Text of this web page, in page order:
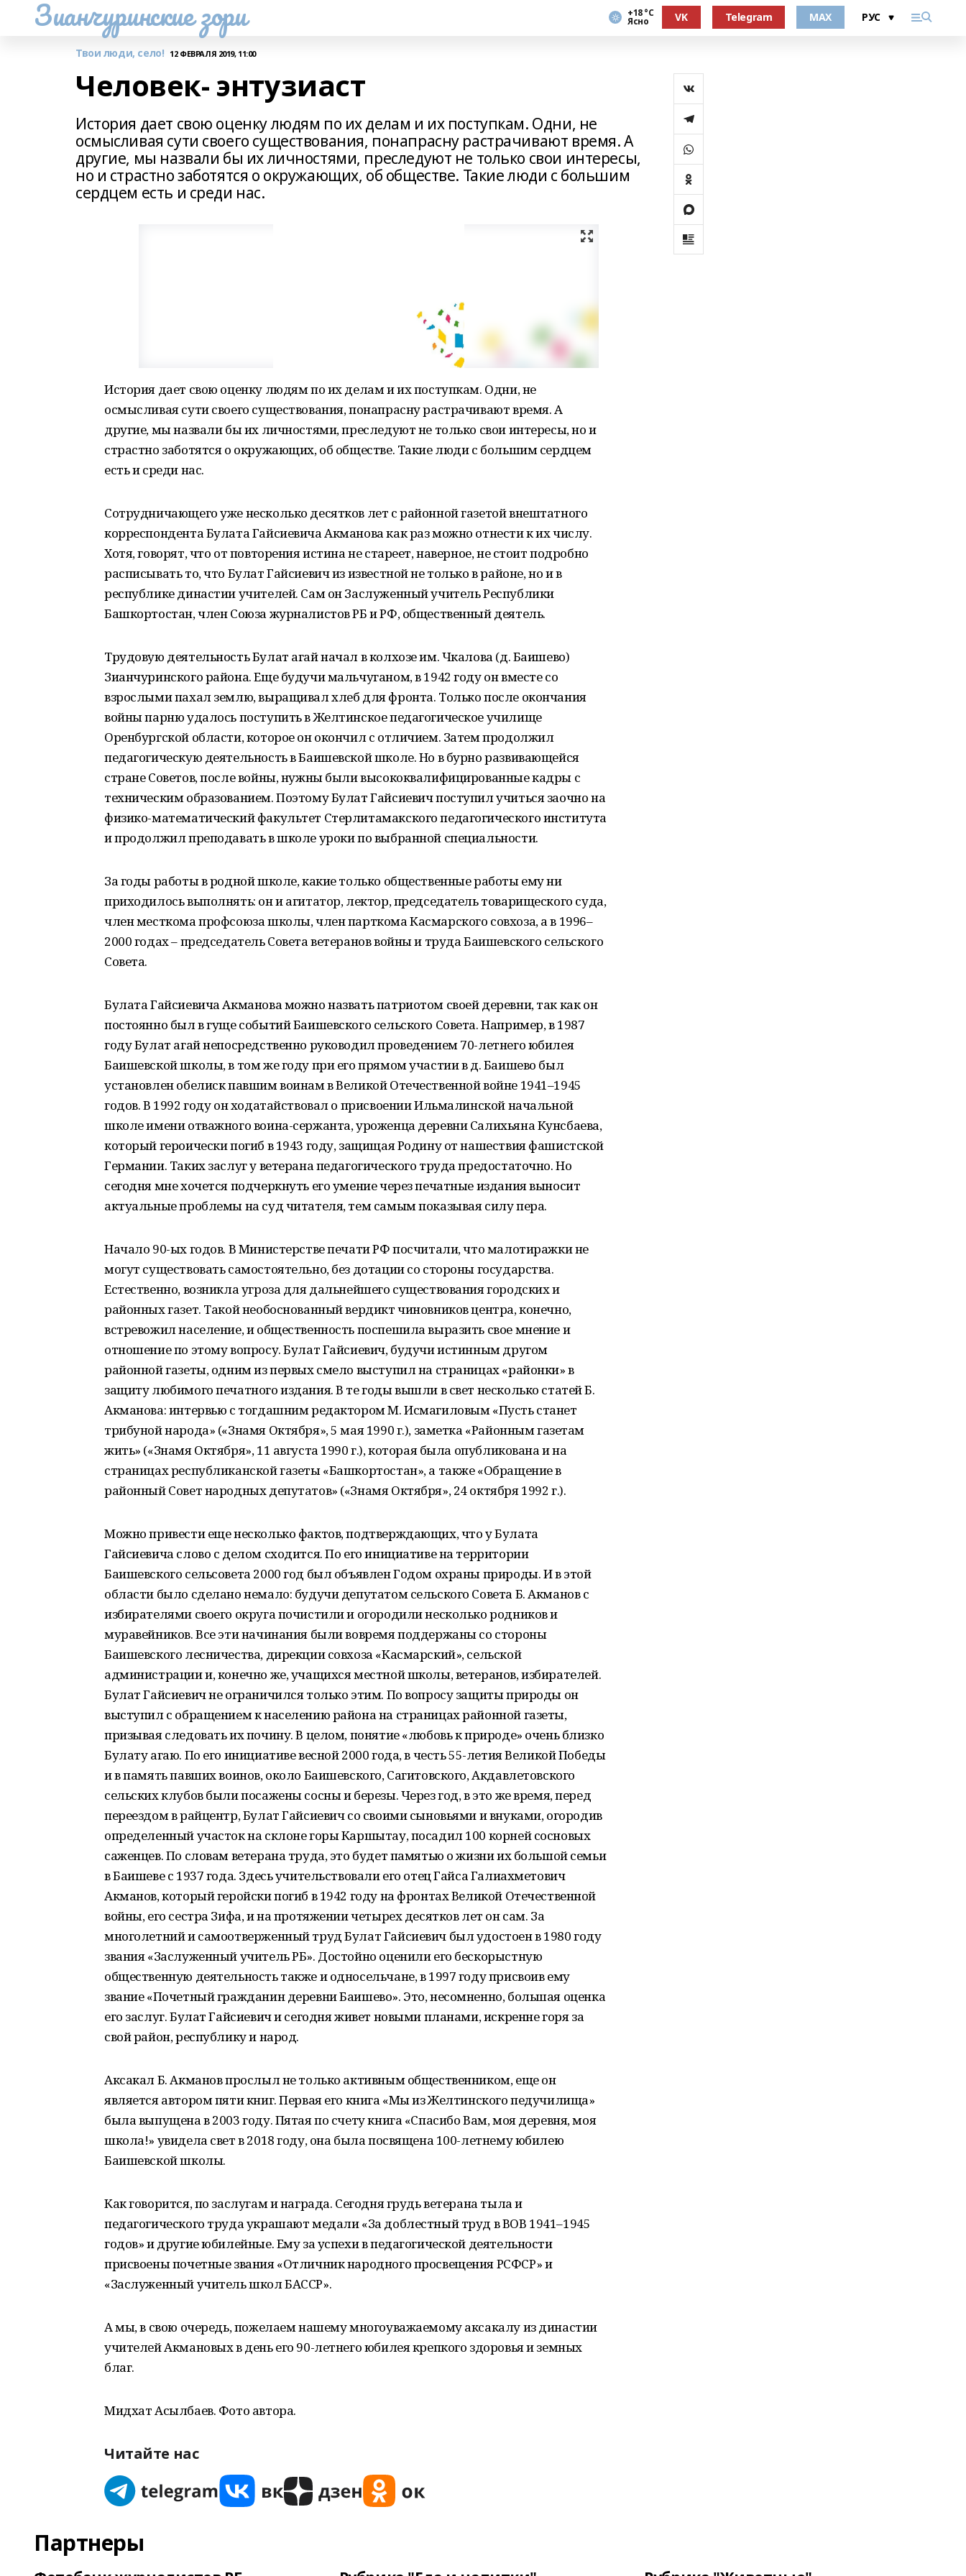
Зианчуринские зори +18 °С
Ясно VK Telegram MAX
Твои люди, село! 12 ФЕВРАЛЯ 2019, 11:00
Человек- энтузиаст
История дает свою оценку людям по их делам и их поступкам. Одни, не
осмысливая сути своего существования, понапрасну растрачивают время. А
другие, мы назвали бы их личностями, преследуют не только свои интересы,
но и страстно заботятся о окружающих, об обществе. Такие люди с большим
сердцем есть и среди нас.
История дает свою оценку людям по их делам и их поступкам. Одни, не
осмысливая сути своего существования, понапрасну растрачивают время. А
другие, мы назвали бы их личностями, преследуют не только свои интересы, но и
страстно заботятся о окружающих, об обществе. Такие люди с большим сердцем
есть и среди нас.
Сотрудничающего уже несколько десятков лет с районной газетой внештатного
корреспондента Булата Гайсиевича Акманова как раз можно отнести к их числу.
Хотя, говорят, что от повторения истина не стареет, наверное, не стоит подробно
расписывать то, что Булат Гайсиевич из известной не только в районе, но и в
республике династии учителей. Сам он Заслуженный учитель Республики
Башкортостан, член Союза журналистов РБ и РФ, общественный деятель.
Трудовую деятельность Булат агай начал в колхозе им. Чкалова (д. Баишево)
Зианчуринского района. Еще будучи мальчуганом, в 1942 году он вместе со
взрослыми пахал землю, выращивал хлеб для фронта. Только после окончания
войны парню удалось поступить в Желтинское педагогическое училище
Оренбургской области, которое он окончил с отличием. Затем продолжил
педагогическую деятельность в Баишевской школе. Но в бурно развивающейся
стране Советов, после войны, нужны были высококвалифицированные кадры с
техническим образованием. Поэтому Булат Гайсиевич поступил учиться заочно на
физико-математический факультет Стерлитамакского педагогического института
и продолжил преподавать в школе уроки по выбранной специальности.
За годы работы в родной школе, какие только общественные работы ему ни
приходилось выполнять: он и агитатор, лектор, председатель товарищеского суда,
член месткома профсоюза школы, член парткома Касмарского совхоза, а в 1996–
2000 годах – председатель Совета ветеранов войны и труда Баишевского сельского
Совета.
Булата Гайсиевича Акманова можно назвать патриотом своей деревни, так как он
постоянно был в гуще событий Баишевского сельского Совета. Например, в 1987
году Булат агай непосредственно руководил проведением 70-летнего юбилея
Баишевской школы, в том же году при его прямом участии в д. Баишево был
установлен обелиск павшим воинам в Великой Отечественной войне 1941–1945
годов. В 1992 году он ходатайствовал о присвоении Ильмалинской начальной
школе имени отважного воина-сержанта, уроженца деревни Салихьяна Кунсбаева,
который героически погиб в 1943 году, защищая Родину от нашествия фашистской
Германии. Таких заслуг у ветерана педагогического труда предостаточно. Но
сегодня мне хочется подчеркнуть его умение через печатные издания выносит
актуальные проблемы на суд читателя, тем самым показывая силу пера.
Начало 90-ых годов. В Министерстве печати РФ посчитали, что малотиражки не
могут существовать самостоятельно, без дотации со стороны государства.
Естественно, возникла угроза для дальнейшего существования городских и
районных газет. Такой необоснованный вердикт чиновников центра, конечно,
встревожил население, и общественность поспешила выразить свое мнение и
отношение по этому вопросу. Булат Гайсиевич, будучи истинным другом
районной газеты, одним из первых смело выступил на страницах «районки» в
защиту любимого печатного издания. В те годы вышли в свет несколько статей Б.
Акманова: интервью с тогдашним редактором М. Исмагиловым «Пусть станет
трибуной народа» («Знамя Октября», 5 мая 1990 г.), заметка «Районным газетам
жить» («Знамя Октября», 11 августа 1990 г.), которая была опубликована и на
страницах республиканской газеты «Башкортостан», а также «Обращение в
районный Совет народных депутатов» («Знамя Октября», 24 октября 1992 г.).
Можно привести еще несколько фактов, подтверждающих, что у Булата
Гайсиевича слово с делом сходится. По его инициативе на территории
Баишевского сельсовета 2000 год был объявлен Годом охраны природы. И в этой
области было сделано немало: будучи депутатом сельского Совета Б. Акманов с
избирателями своего округа почистили и огородили несколько родников и
муравейников. Все эти начинания были вовремя поддержаны со стороны
Баишевского лесничества, дирекции совхоза «Касмарский», сельской
администрации и, конечно же, учащихся местной школы, ветеранов, избирателей.
Булат Гайсиевич не ограничился только этим. По вопросу защиты природы он
выступил с обращением к населению района на страницах районной газеты,
призывая следовать их почину. В целом, понятие «любовь к природе» очень близко
Булату агаю. По его инициативе весной 2000 года, в честь 55-летия Великой Победы
и в память павших воинов, около Баишевского, Сагитовского, Акдавлетовского
сельских клубов были посажены сосны и березы. Через год, в это же время, перед
переездом в райцентр, Булат Гайсиевич со своими сыновьями и внуками, огородив
определенный участок на склоне горы Каршытау, посадил 100 корней сосновых
саженцев. По словам ветерана труда, это будет памятью о жизни их большой семьи
в Баишеве с 1937 года. Здесь учительствовали его отец Гайса Галиахметович
Акманов, который геройски погиб в 1942 году на фронтах Великой Отечественной
войны, его сестра Зифа, и на протяжении четырех десятков лет он сам. За
многолетний и самоотверженный труд Булат Гайсиевич был удостоен в 1980 году
звания «Заслуженный учитель РБ». Достойно оценили его бескорыстную
общественную деятельность также и односельчане, в 1997 году присвоив ему
звание «Почетный гражданин деревни Баишево». Это, несомненно, большая оценка
его заслуг. Булат Гайсиевич и сегодня живет новыми планами, искренне горя за
свой район, республику и народ.
Аксакал Б. Акманов прослыл не только активным общественником, еще он
является автором пяти книг. Первая его книга «Мы из Желтинского педучилища»
была выпущена в 2003 году. Пятая по счету книга «Спасибо Вам, моя деревня, моя
школа!» увидела свет в 2018 году, она была посвящена 100-летнему юбилею
Баишевской школы.
Как говорится, по заслугам и награда. Сегодня грудь ветерана тыла и
педагогического труда украшают медали «За доблестный труд в ВОВ 1941–1945
годов» и другие юбилейные. Ему за успехи в педагогической деятельности
присвоены почетные звания «Отличник народного просвещения РСФСР» и
«Заслуженный учитель школ БАССР».
А мы, в свою очередь, пожелаем нашему многоуважаемому аксакалу из династии
учителей Акмановых в день его 90-летнего юбилея крепкого здоровья и земных
благ.
Мидхат Асылбаев. Фото автора.
Читайте нас
Партнеры